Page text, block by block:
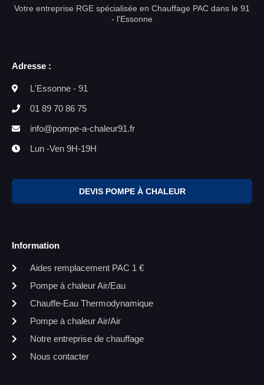
Votre entreprise RGE spécialisée en Chauffage PAC dans le 91
- l'Essonne
Adresse :
L'Essonne - 91
01 89 70 86 75
info@pompe-a-chaleur91.fr
Lun -Ven 9H-19H
DEVIS POMPE À CHALEUR
Information
Aides remplacement PAC 1 €
Pompe à chaleur Air/Eau
Chauffe-Eau Thermodynamique
Pompe à chaleur Air/Air
Notre entreprise de chauffage
Nous contacter